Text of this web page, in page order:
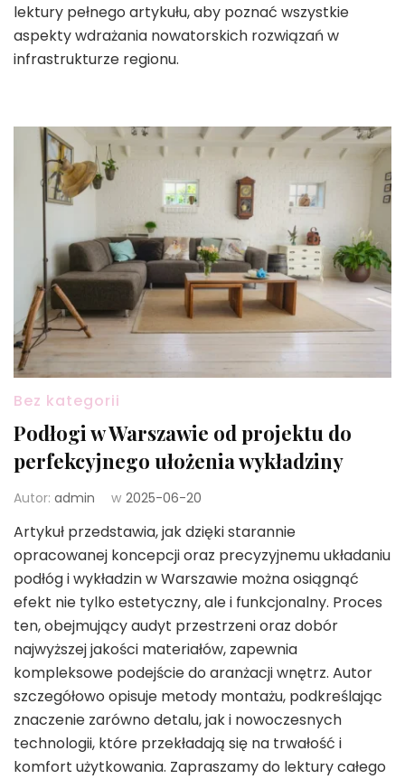
lektury pełnego artykułu, aby poznać wszystkie
aspekty wdrażania nowatorskich rozwiązań w
infrastrukturze regionu.
Bez kategorii
Podłogi w Warszawie od projektu do
perfekcyjnego ułożenia wykładziny
Autor: admin w 2025-06-20
Artykuł przedstawia, jak dzięki starannie
opracowanej koncepcji oraz precyzyjnemu układaniu
podłóg i wykładzin w Warszawie można osiągnąć
efekt nie tylko estetyczny, ale i funkcjonalny. Proces
ten, obejmujący audyt przestrzeni oraz dobór
najwyższej jakości materiałów, zapewnia
kompleksowe podejście do aranżacji wnętrz. Autor
szczegółowo opisuje metody montażu, podkreślając
znaczenie zarówno detalu, jak i nowoczesnych
technologii, które przekładają się na trwałość i
komfort użytkowania. Zapraszamy do lektury całego